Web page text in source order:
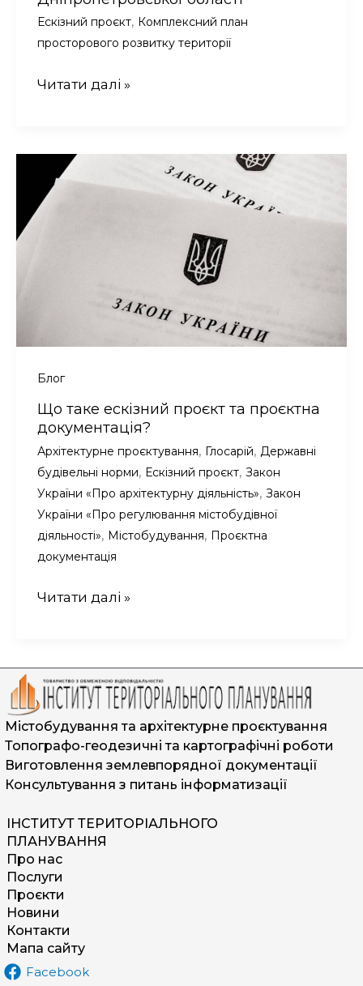
Ескізний проєкт, Комплексний план
просторового розвитку території
Комплексний
території
Підгородненської
міської
Дніпропетровської
Читати далі »
Блог
Що таке ескізний проєкт та проєктна
документація?
Архітектурне проєктування, Глосарій, Державні
будівельні норми, Ескізний проєкт, Закон
України «Про архітектурну діяльність», Закон
України «Про регулювання містобудівної
діяльності», Містобудування, Проєктна
документація
Що
та
проєктна
документація?
Читати далі »
Містобудування та архітектурне проєктування
Топографо-геодезичні та картографічні роботи
Виготовлення землевпорядної документації
Консультування з питань інформатизації
ІНСТИТУТ ТЕРИТОРІАЛЬНОГО
ПЛАНУВАННЯ
Про нас
Послуги
Проєкти
Новини
Контакти
Мапа сайту
Facebook